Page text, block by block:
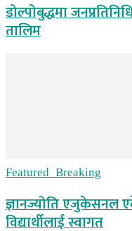
डोल्पोबुद्धमा
तालिम
Featured_Breaking
ज्ञानज्योति एजुकेसनल
विद्यार्थीलाई स्वागत